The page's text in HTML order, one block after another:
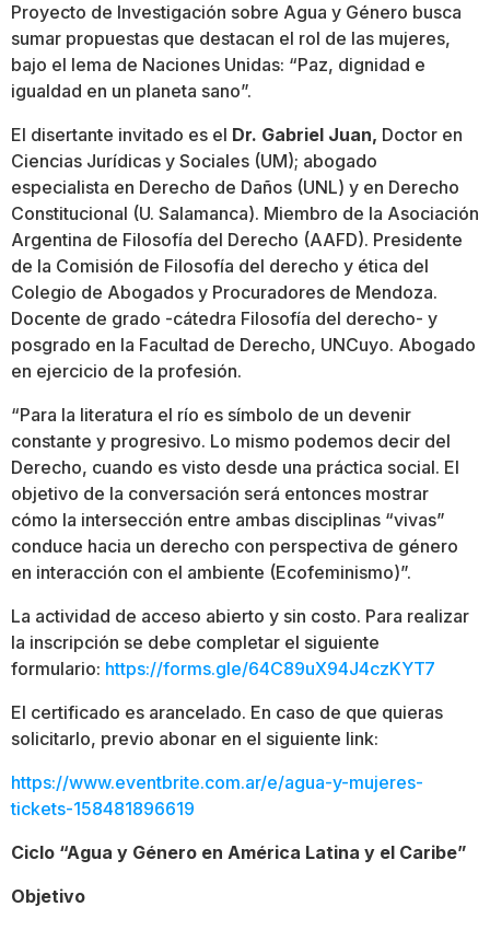
Proyecto de Investigación sobre Agua y Género busca
sumar propuestas que destacan el rol de las mujeres,
bajo el lema de Naciones Unidas: “Paz, dignidad e
igualdad en un planeta sano”.
El disertante invitado es el Dr. Gabriel Juan, Doctor en
Ciencias Jurídicas y Sociales (UM); abogado
especialista en Derecho de Daños (UNL) y en Derecho
Constitucional (U. Salamanca). Miembro de la Asociación
Argentina de Filosofía del Derecho (AAFD). Presidente
de la Comisión de Filosofía del derecho y ética del
Colegio de Abogados y Procuradores de Mendoza.
Docente de grado -cátedra Filosofía del derecho- y
posgrado en la Facultad de Derecho, UNCuyo. Abogado
en ejercicio de la profesión.
“Para la literatura el río es símbolo de un devenir
constante y progresivo. Lo mismo podemos decir del
Derecho, cuando es visto desde una práctica social. El
objetivo de la conversación será entonces mostrar
cómo la intersección entre ambas disciplinas “vivas”
conduce hacia un derecho con perspectiva de género
en interacción con el ambiente (Ecofeminismo)”.
La actividad de acceso abierto y sin costo. Para realizar
la inscripción se debe completar el siguiente
formulario: https://forms.gle/64C89uX94J4czKYT7
El certificado es arancelado. En caso de que quieras
solicitarlo, previo abonar en el siguiente link:
https://www.eventbrite.com.ar/e/agua-y-mujeres-
tickets-158481896619
Ciclo “Agua y Género en América Latina y el Caribe”
Objetivo